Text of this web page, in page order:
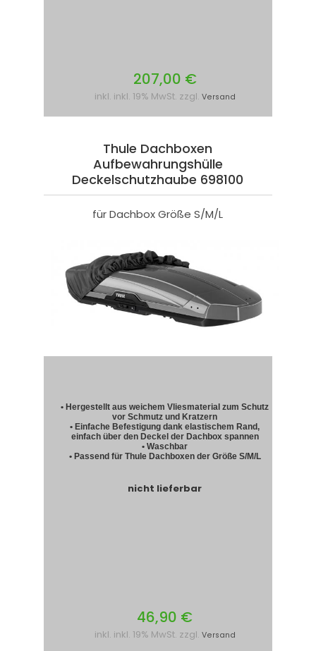
207,00 €
inkl. inkl. 19% MwSt. zzgl. Versand
Thule Dachboxen
Aufbewahrungshülle
Deckelschutzhaube 698100
für Dachbox Größe S/M/L
• Hergestellt aus weichem Vliesmaterial zum Schutz
vor Schmutz und Kratzern
• Einfache Befestigung dank elastischem Rand,
einfach über den Deckel der Dachbox spannen
• Waschbar
• Passend für Thule Dachboxen der Größe S/M/L
nicht lieferbar
46,90 €
inkl. inkl. 19% MwSt. zzgl. Versand